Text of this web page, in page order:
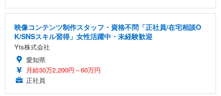
映像コンテンツ制作スタッフ・資格不問「正社員/在宅相談O
K/SNSスキル習得」女性活躍中・未経験歓迎
Yts株式会社
愛知県
月給30万2,200円～60万円
正社員